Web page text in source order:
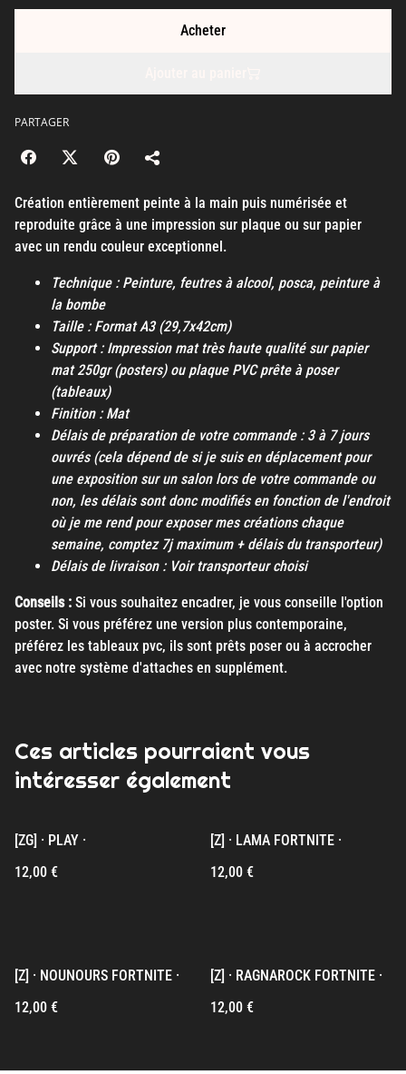
Acheter
PARTAGER
Création entièrement peinte à la main puis numérisée et
reproduite grâce à une impression sur plaque ou sur papier
avec un rendu couleur exceptionnel.
Technique : Peinture, feutres à alcool, posca, peinture à
la bombe
Taille : Format A3 (29,7x42cm)
Support : Impression mat très haute qualité sur papier
mat 250gr (posters) ou plaque PVC prête à poser
(tableaux)
Finition : Mat
Délais de préparation de votre commande : 3 à 7 jours
ouvrés (cela dépend de si je suis en déplacement pour
une exposition sur un salon lors de votre commande ou
non, les délais sont donc modifiés en fonction de l'endroit
où je me rend pour exposer mes créations chaque
semaine, comptez 7j maximum + délais du transporteur)
Délais de livraison : Voir transporteur choisi
Conseils : Si vous souhaitez encadrer, je vous conseille l'option
poster. Si vous préférez une version plus contemporaine,
préférez les tableaux pvc, ils sont prêts poser ou à accrocher
avec notre système d'attaches en supplément.
Ces articles pourraient vous
intéresser également
[ZG] · PLAY ·
12,00 €
[Z] · LAMA FORTNITE ·
12,00 €
[Z] · NOUNOURS FORTNITE ·
12,00 €
[Z] · RAGNAROCK FORTNITE ·
12,00 €